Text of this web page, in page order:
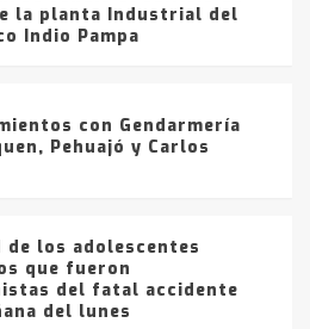
la planta Industrial del
Indio Pampa
con Gendarmería
Pehuajó y Carlos
de los adolescentes
que fueron
del fatal accidente
del lunes